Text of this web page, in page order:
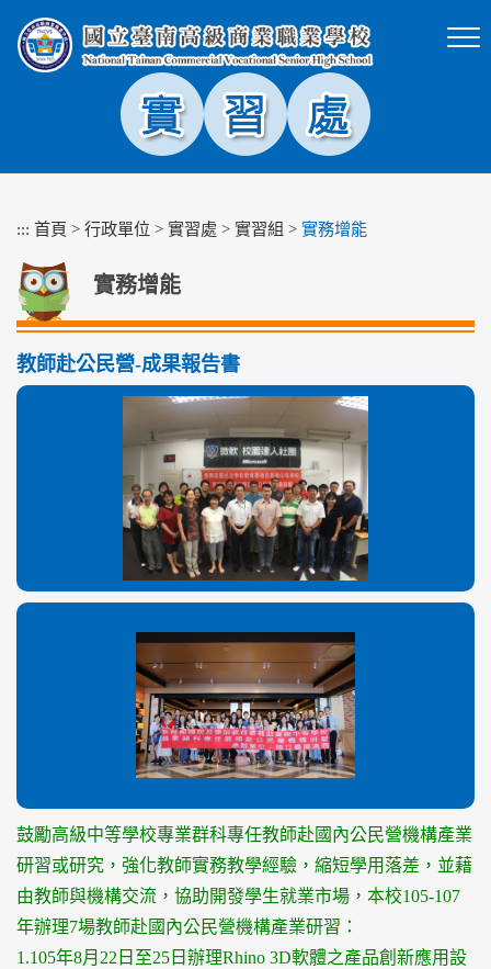
塊
::: 首頁 > 行政單位 > 實習處 > 實習組 > 實務增能
實務增能
教師赴公民營-成果報告書
鼓勵高級中等學校專業群科專任教師赴國內公民營機構產業
研習或研究，強化教師實務教學經驗，縮短學用落差，並藉
由教師與機構交流，協助開發學生就業市場，本校105-107
年辦理7場教師赴國內公民營機構產業研習：
1.105年8月22日至25日辦理Rhino 3D軟體之產品創新應用設